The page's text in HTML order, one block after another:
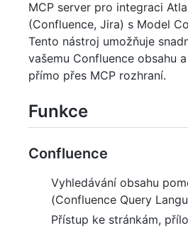
MCP server pro integraci
(Confluence, Jira) s Model
Tento nástroj umožňuje
vašemu Confluence obsahu
přímo přes MCP rozhraní.
Funkce
Confluence
Vyhledávání obsahu
(Confluence Query
Přístup ke stránkám,